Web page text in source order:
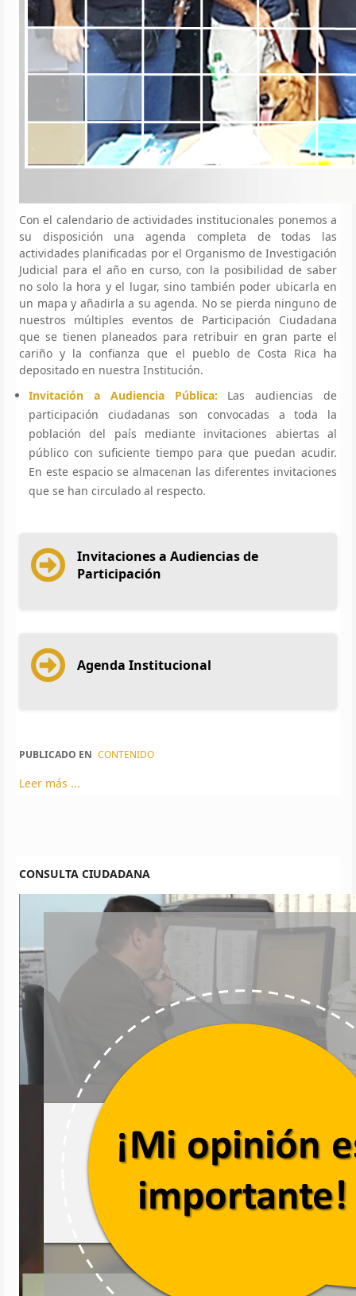
Con el calendario de actividades institucionales ponemos a
su disposición una agenda completa de todas las
actividades planificadas por el Organismo de Investigación
Judicial para el año en curso, con la posibilidad de saber
no solo la hora y el lugar, sino también poder ubicarla en
un mapa y añadirla a su agenda. No se pierda ninguno de
nuestros múltiples eventos de Participación Ciudadana
que se tienen planeados para retribuir en gran parte el
cariño y la confianza que el pueblo de Costa Rica ha
depositado en nuestra Institución.
Invitación a Audiencia Pública: Las audiencias de
participación ciudadanas son convocadas a toda la
población del país mediante invitaciones abiertas al
público con suficiente tiempo para que puedan acudir.
En este espacio se almacenan las diferentes invitaciones
que se han circulado al respecto.
Invitaciones a Audiencias de
Participación
Agenda Institucional
PUBLICADO EN CONTENIDO
Leer más ...
CONSULTA CIUDADANA